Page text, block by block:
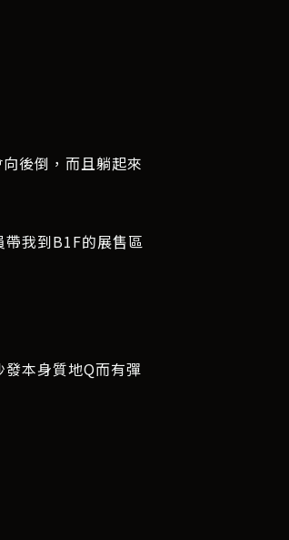
後倒，而且躺起來
我到B1F的展售區
本身質地Q而有彈